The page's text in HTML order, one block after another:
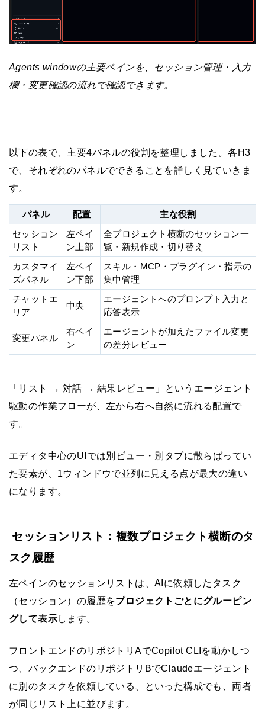
Agents windowの主要ペインを、セッション管理・入力
欄・変更確認の流れで確認できます。
以下の表で、主要4パネルの役割を整理しました。各H3
で、それぞれのパネルでできることを詳しく見ていきま
す。
パネル 配置
主な役割
セッション
リスト
左ペイ
ン上部
全プロジェクト横断のセッション一
覧・新規作成・切り替え
カスタマイ
ズパネル
左ペイ
ン下部
スキル・MCP・プラグイン・指示の
集中管理
チャットエ
リア
中央
エージェントへのプロンプト入力と
応答表示
変更パネル
右ペイ
ン
エージェントが加えたファイル変更
の差分レビュー
「リスト → 対話 → 結果レビュー」というエージェント
駆動の作業フローが、左から右へ自然に流れる配置で
す。
エディタ中心のUIでは別ビュー・別タブに散らばってい
た要素が、1ウィンドウで並列に見える点が最大の違い
になります。
セッションリスト：複数プロジェクト横断のタ
スク履歴
左ペインのセッションリストは、AIに依頼したタスク
（セッション）の履歴をプロジェクトごとにグルーピン
グして表示します。
フロントエンドのリポジトリAでCopilot CLIを動かしつ
つ、バックエンドのリポジトリBでClaudeエージェント
に別のタスクを依頼している、といった構成でも、両者
が同じリスト上に並びます。